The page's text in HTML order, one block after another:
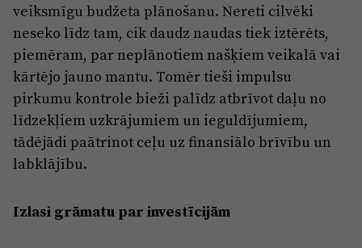
veiksmīgu budžeta plānošanu. Nereti cilvēki
neseko līdz tam, cik daudz naudas tiek iztērēts,
piemēram, par neplānotiem našķiem veikalā vai
kārtējo jauno mantu. Tomēr tieši impulsu
pirkumu kontrole bieži palīdz atbrīvot daļu no
līdzekļiem uzkrājumiem un ieguldījumiem,
tādējādi paātrinot ceļu uz finansiālo brīvību un
labklājību.
Izlasi grāmatu par investīcijām